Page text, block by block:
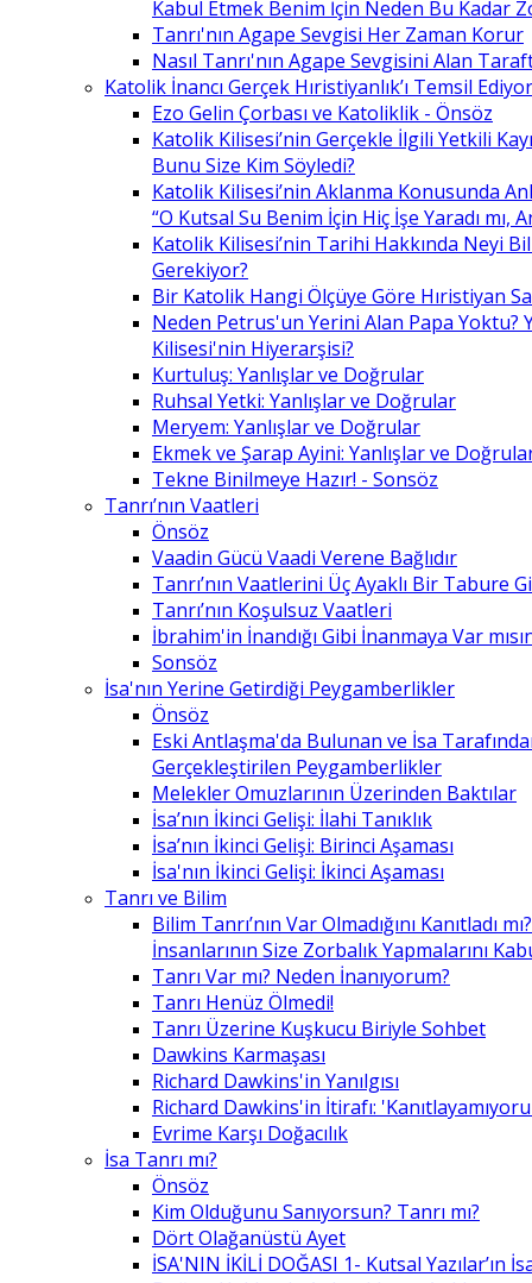
Kabul Etmek Benim İçin Neden Bu Kadar
Tanrı'nın Agape Sevgisi Her Zaman Korur
Nasıl Tanrı'nın Agape Sevgisini Alan
Katolik İnancı Gerçek Hıristiyanlık’ı Temsil
Ezo Gelin Çorbası ve Katoliklik - Önsöz
Katolik Kilisesi’nin Gerçekle İlgili Yetkili
Bunu Size Kim Söyledi?
Katolik Kilisesi’nin Aklanma Konusunda
“O Kutsal Su Benim İçin Hiç İşe Yaradı mı,
Katolik Kilisesi’nin Tarihi Hakkında Neyi
Gerekiyor?
Bir Katolik Hangi Ölçüye Göre Hıristiyan
Neden Petrus'un Yerini Alan Papa Yoktu?
Kilisesi'nin Hiyerarşisi?
Kurtuluş: Yanlışlar ve Doğrular
Ruhsal Yetki: Yanlışlar ve Doğrular
Meryem: Yanlışlar ve Doğrular
Ekmek ve Şarap Ayini: Yanlışlar ve
Tekne Binilmeye Hazır! - Sonsöz
Tanrı’nın Vaatleri
Önsöz
Vaadin Gücü Vaadi Verene Bağlıdır
Tanrı’nın Vaatlerini Üç Ayaklı Bir Tabure
Tanrı’nın Koşulsuz Vaatleri
İbrahim'in İnandığı Gibi İnanmaya Var
Sonsöz
İsa'nın Yerine Getirdiği Peygamberlikler
Önsöz
Eski Antlaşma'da Bulunan ve İsa
Gerçekleştirilen Peygamberlikler
Melekler Omuzlarının Üzerinden Baktılar
İsa’nın İkinci Gelişi: İlahi Tanıklık
İsa’nın İkinci Gelişi: Birinci Aşaması
İsa'nın İkinci Gelişi: İkinci Aşaması
Tanrı ve Bilim
Bilim Tanrı’nın Var Olmadığını Kanıtladı
İnsanlarının Size Zorbalık Yapmalarını
Tanrı Var mı? Neden İnanıyorum?
Tanrı Henüz Ölmedi!
Tanrı Üzerine Kuşkucu Biriyle Sohbet
Dawkins Karmaşası
Richard Dawkins'in Yanılgısı
Richard Dawkins'in İtirafı:
Evrime Karşı Doğacılık
İsa Tanrı mı?
Önsöz
Kim Olduğunu Sanıyorsun? Tanrı mı?
Dört Olağanüstü Ayet
İSA'NIN İKİLİ DOĞASI 1- Kutsal Yazılar’ın